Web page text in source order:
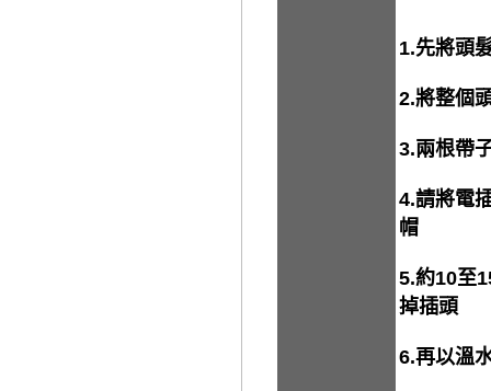
1.先將頭
2.將整個
3.兩根帶
4.請將電
帽
5.約10至
掉插頭
6.再以溫